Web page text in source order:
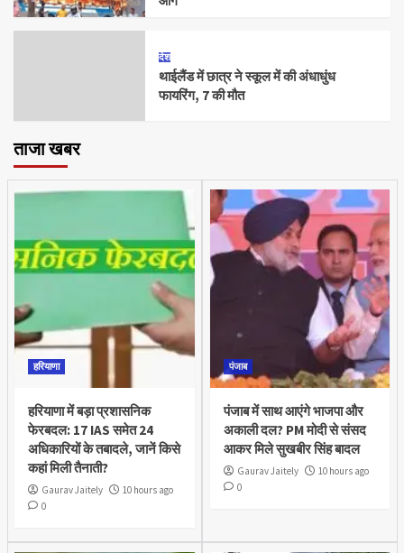
देश
थाईलैंड में छात्र ने स्कूल में की अंधाधुंध
फायरिंग, 7 की मौत
ताजा खबर
हरियाणा
हरियाणा में बड़ा प्रशासनिक
फेरबदल: 17 IAS समेत 24
अधिकारियों के तबादले, जानें किसे
कहां मिली तैनाती?
Gaurav Jaitely
10 hours ago
0
पंजाब
पंजाब में साथ आएंगे भाजपा और
अकाली दल? PM मोदी से संसद
आकर मिले सुखबीर सिंह बादल
Gaurav Jaitely
10 hours ago
0